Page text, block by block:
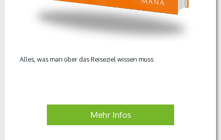
Alles, was man über das Reiseziel wissen muss
Mehr Infos